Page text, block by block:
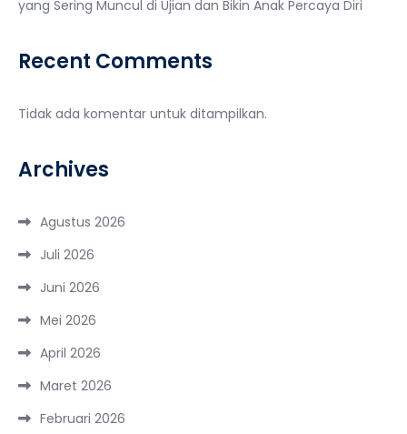
yang Sering Muncul di Ujian dan Bikin Anak Percaya Diri
Recent Comments
Tidak ada komentar untuk ditampilkan.
Archives
Agustus 2026
Juli 2026
Juni 2026
Mei 2026
April 2026
Maret 2026
Februari 2026